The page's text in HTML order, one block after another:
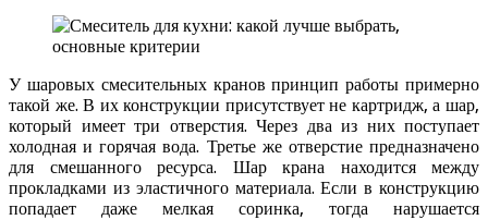
У шаровых смесительных кранов принцип работы примерно
такой же. В их конструкции присутствует не картридж, а шар,
который имеет три отверстия. Через два из них поступает
холодная и горячая вода. Третье же отверстие предназначено
для смешанного ресурса. Шар крана находится между
прокладками из эластичного материала. Если в конструкцию
попадает даже мелкая соринка, тогда нарушается